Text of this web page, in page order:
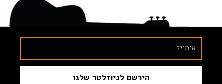
הירשם לניוזלטר שלנו